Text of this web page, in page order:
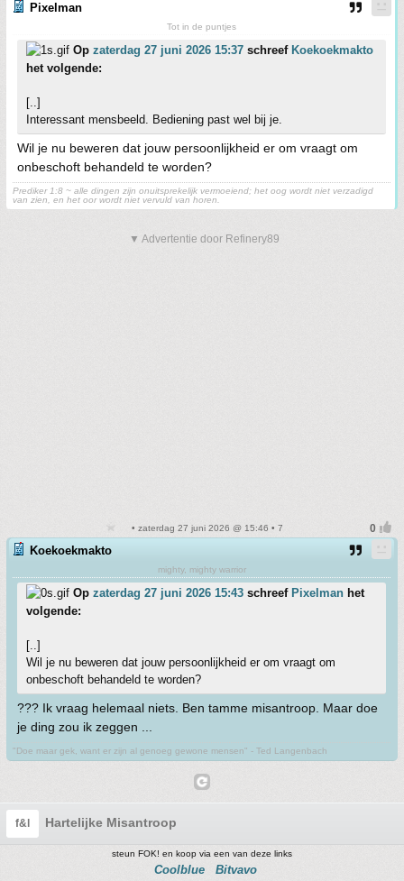
Pixelman
Tot in de puntjes
Op zaterdag 27 juni 2026 15:37 schreef Koekoekmakto
het volgende:
[..]
Interessant mensbeeld. Bediening past wel bij je.
Wil je nu beweren dat jouw persoonlijkheid er om vraagt om
onbeschoft behandeld te worden?
Prediker 1:8 ~ alle dingen zijn onuitsprekelijk vermoeiend; het oog wordt niet verzadigd
van zien, en het oor wordt niet vervuld van horen.
▼ Advertentie door Refinery89
• zaterdag 27 juni 2026 @ 15:46 • 7
Koekoekmakto
mighty, mighty warrior
Op zaterdag 27 juni 2026 15:43 schreef Pixelman het
volgende:
[..]
Wil je nu beweren dat jouw persoonlijkheid er om vraagt om
onbeschoft behandeld te worden?
??? Ik vraag helemaal niets. Ben tamme misantroop. Maar doe
je ding zou ik zeggen ...
"Doe maar gek, want er zijn al genoeg gewone mensen" - Ted Langenbach
f&l Hartelijke Misantroop
steun FOK! en koop via een van deze links
Coolblue Bitvavo